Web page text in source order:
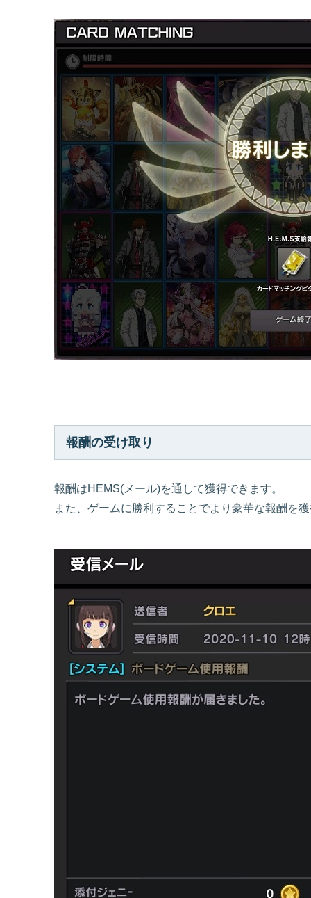
報酬の受け取り
報酬はHEMS(メール)を通して獲得できます。
また、ゲームに勝利することでより豪華な報酬を